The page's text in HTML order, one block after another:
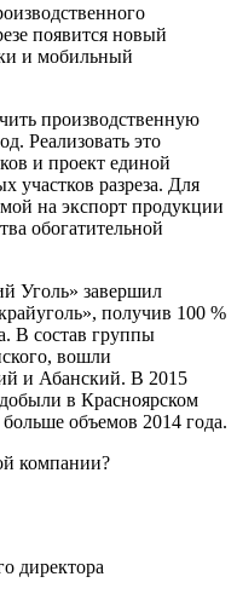
появится новый
и мобильный
производственную
Реализовать это
и проект единой
участков разреза. Для
на экспорт продукции
обогатительной
Уголь» завершил
получив 100 %
В состав группы
вошли
и Абанский. В 2015
в Красноярском
объемов 2014 года.
компании?
директора